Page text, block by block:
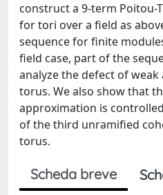
construct a 9-term Poitou-
for tori over a field as
sequence for finite
field case, part of the
analyze the defect of
torus. We also show that
approximation is
of the third unramified
torus.
Scheda breve